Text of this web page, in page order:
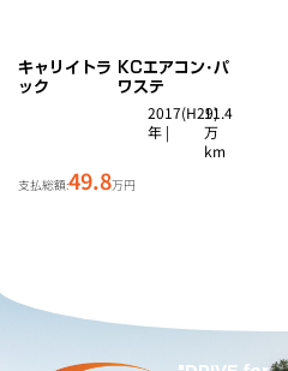
キャリイトラ
ック
KCエアコン･パ
ワステ
2017(H29)
年 |
11.4
万
km
支払総額:49.8万円